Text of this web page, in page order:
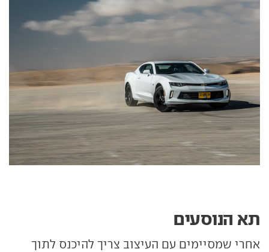
תא הנוסעים
אחרי שמסיימים עם העיצוב צריך להיכנס לתוך